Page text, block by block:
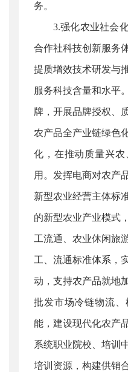
务。
3.强化农业社会
合作社科技创新服务
提质增效技术研发与
服务科技含量和水平
牌，开展品牌授权、
农产品全产业链绿色
化，在推动质量兴
用。发挥电商对农产
新型农业经营主体标
的新型农业产业模式
工流通、农业休闲旅
工、流通标准体系，
动，支持农产品就地
批发市场冷链物流
能，建设现代化农产
系统职业院校、培训
培训资源，构建供销